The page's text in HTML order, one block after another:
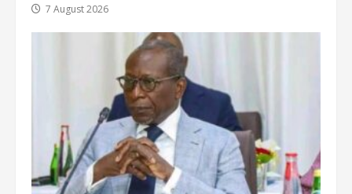
7 August 2026